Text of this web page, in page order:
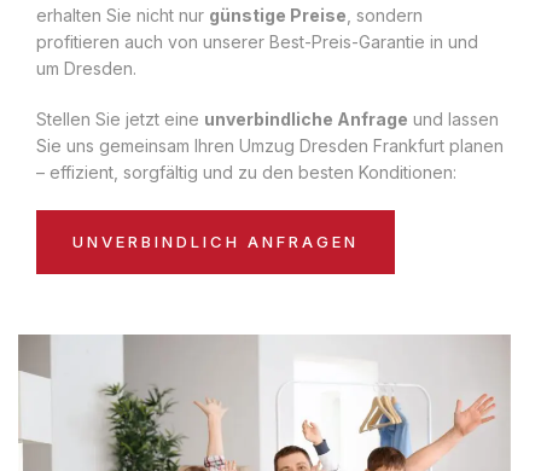
erhalten Sie nicht nur günstige Preise , sondern
profitieren auch von unserer Best-Preis-Garantie in und
um Dresden.
Stellen Sie jetzt eine unverbindliche Anfrage und lassen
Sie uns gemeinsam Ihren Umzug Dresden Frankfurt planen
– effizient, sorgfältig und zu den besten Konditionen:
UNVERBINDLICH ANFRAGEN